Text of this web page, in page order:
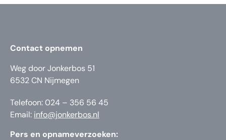
Contact opnemen
Weg door Jonkerbos 51
6532 CN Nijmegen
Telefoon: 024 – 356 56 45
Email: info@jonkerbos.nl
Pers en opnameverzoeken: